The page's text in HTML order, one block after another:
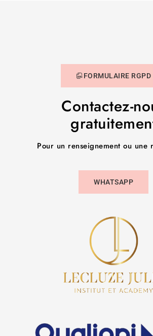
FORMULAIRE RGPD
Contactez-
Pour un renseignement ou une
WHATSAPP